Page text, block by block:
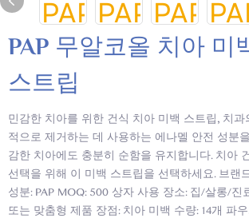
PAP 무알코올 치아 미
스트립
민감한 치아를 위한 건식 치아 미백 스트립, 치
적으로 제거하는 데 사용하는 에나멜 안전 성분
감한 치아에도 충분히 순함을 유지합니다. 치아
선택을 위해 이 미백 스트립을 선택하세요. 브랜
성분: PAP MOQ: 500 상자 사용 장소: 집/살롱/진
또는 맞춤형 제품 장점: 치아 미백 수량: 14개 파